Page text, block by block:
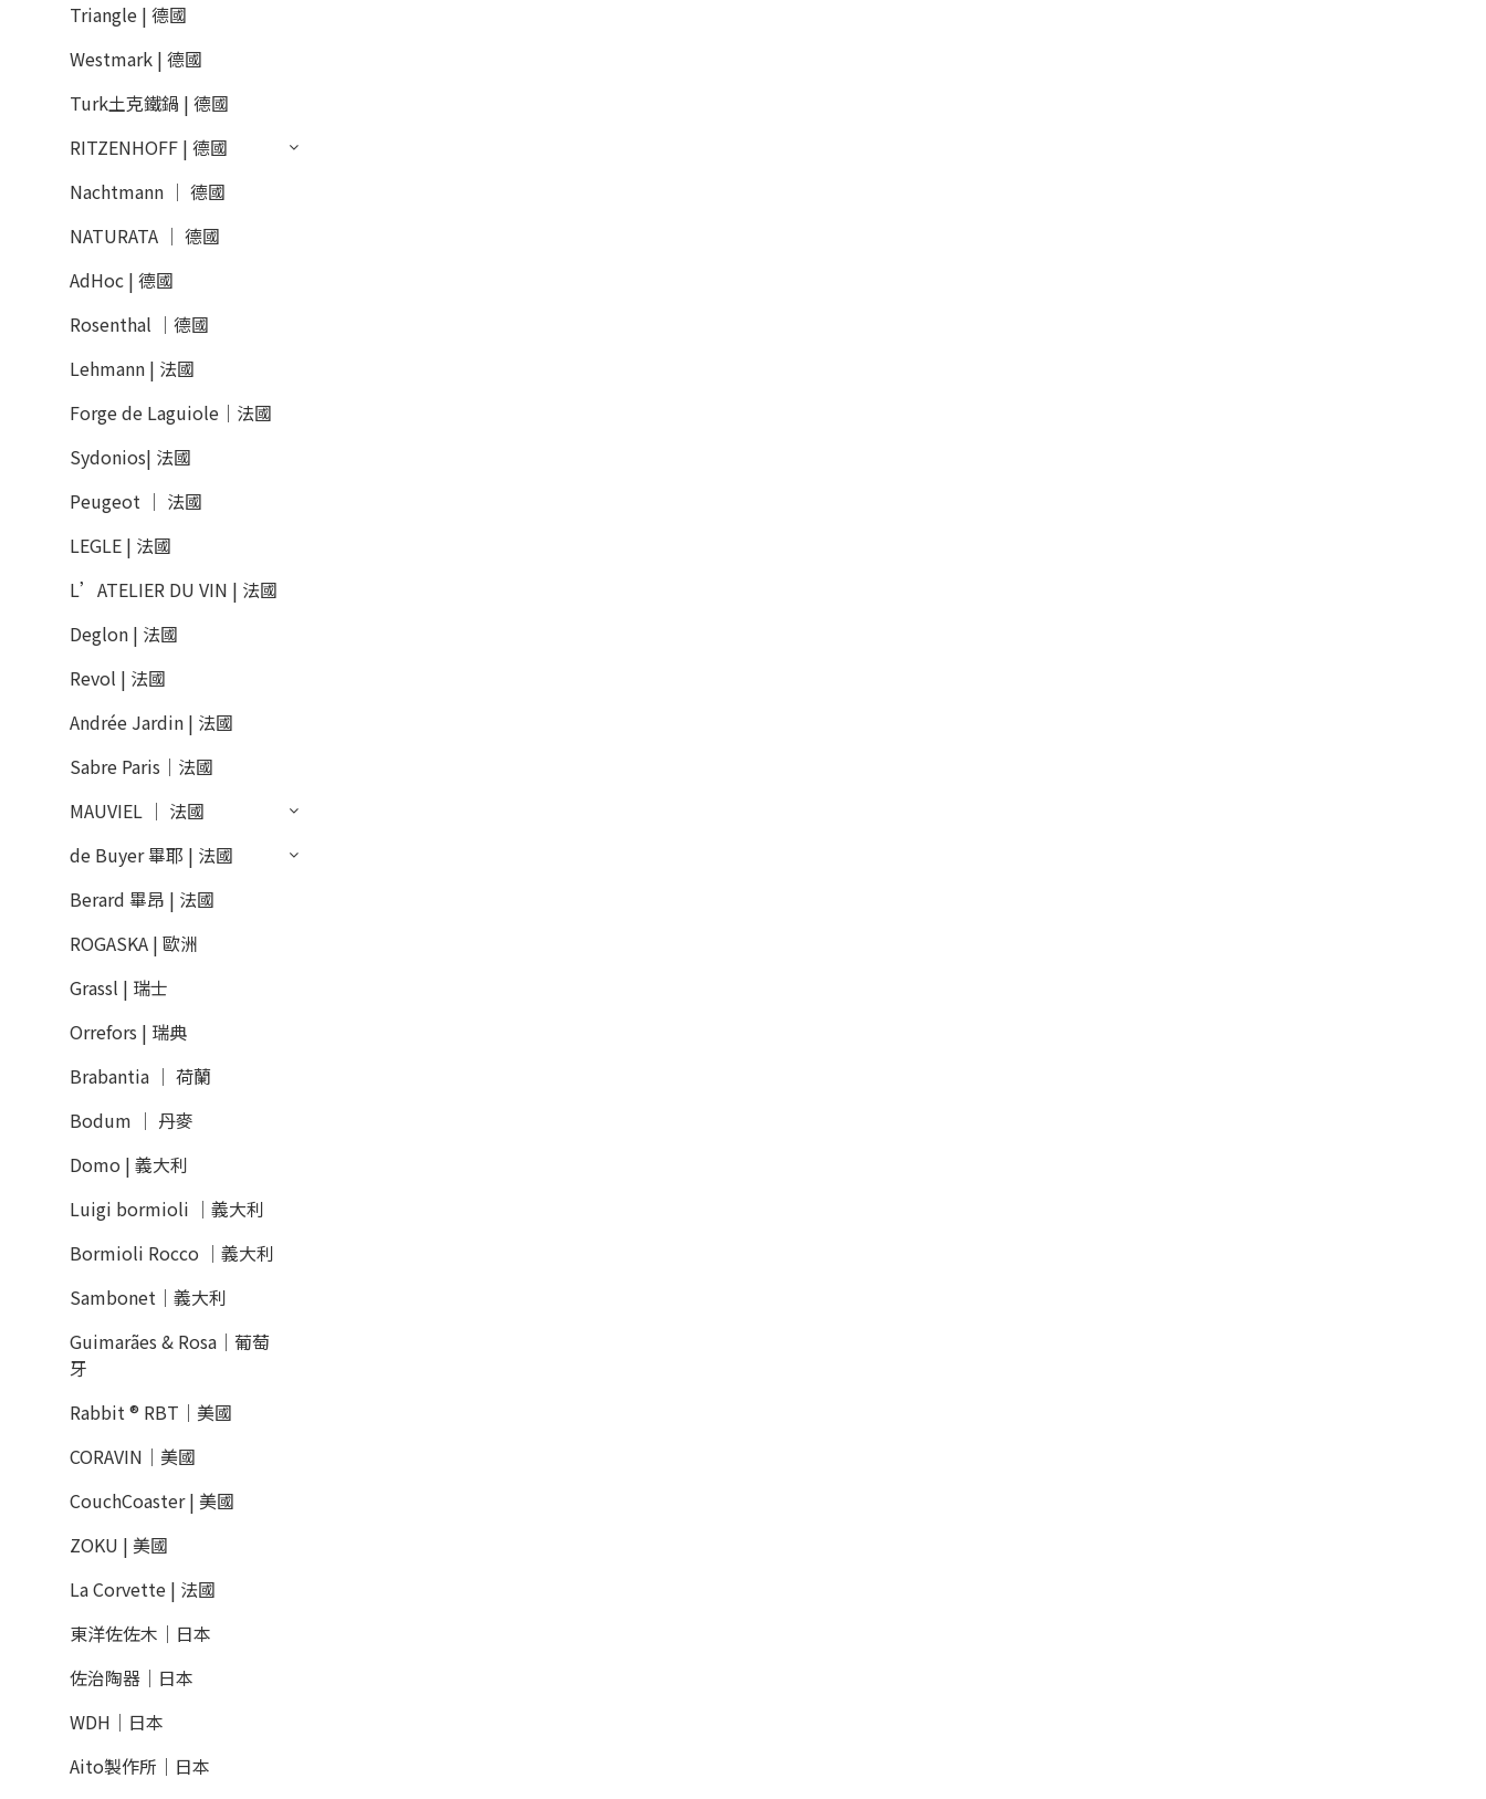
Triangle | 德國
Westmark | 德國
Turk土克鐵鍋 | 德國
RITZENHOFF | 德國
Nachtmann │ 德國
NATURATA │ 德國
AdHoc | 德國
Rosenthal │德國
Lehmann | 法國
Forge de Laguiole｜法國
Sydonios| 法國
Peugeot │ 法國
LEGLE | 法國
L’ATELIER DU VIN | 法國
Deglon | 法國
Revol | 法國
Andrée Jardin | 法國
Sabre Paris｜法國
MAUVIEL │ 法國
de Buyer 畢耶 | 法國
Berard 畢昂 | 法國
ROGASKA | 歐洲
Grassl | 瑞士
Orrefors | 瑞典
Brabantia │ 荷蘭
Bodum │ 丹麥
Domo | 義大利
Luigi bormioli │義大利
Bormioli Rocco │義大利
Sambonet｜義大利
Guimarães & Rosa｜葡萄
牙
Rabbit ® RBT｜美國
CORAVIN｜美國
CouchCoaster | 美國
ZOKU | 美國
La Corvette | 法國
東洋佐佐木｜日本
佐治陶器｜日本
WDH｜日本
Aito製作所｜日本